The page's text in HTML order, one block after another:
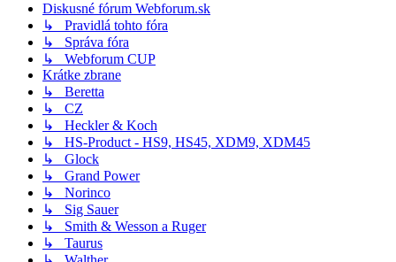
Diskusné fórum Webforum.sk
↳ Pravidlá tohto fóra
↳ Správa fóra
↳ Webforum CUP
Krátke zbrane
↳ Beretta
↳ CZ
↳ Heckler & Koch
↳ HS-Product - HS9, HS45, XDM9, XDM45
↳ Glock
↳ Grand Power
↳ Norinco
↳ Sig Sauer
↳ Smith & Wesson a Ruger
↳ Taurus